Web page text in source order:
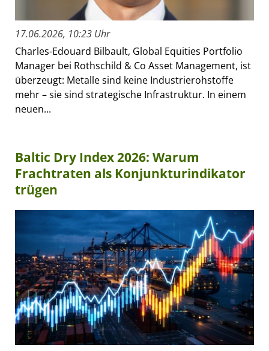
17.06.2026, 10:23 Uhr
Charles-Edouard Bilbault, Global Equities Portfolio
Manager bei Rothschild & Co Asset Management, ist
überzeugt: Metalle sind keine Industrierohstoffe
mehr – sie sind strategische Infrastruktur. In einem
neuen...
Baltic Dry Index 2026: Warum
Frachtraten als Konjunkturindikator
trügen